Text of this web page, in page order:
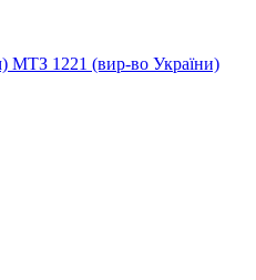
МТЗ 1221 (вир-во України)